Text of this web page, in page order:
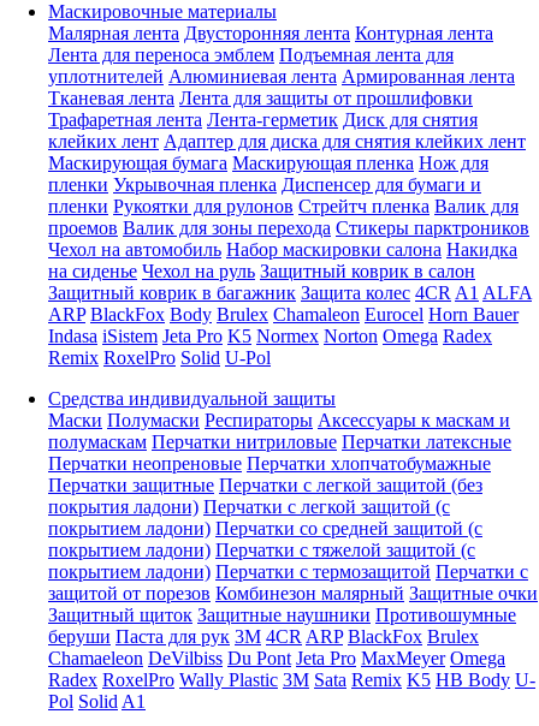
Маскировочные материалы
Малярная лента Двусторонняя лента Контурная лента
Лента для переноса эмблем Подъемная лента для
уплотнителей Алюминиевая лента Армированная лента
Тканевая лента Лента для защиты от прошлифовки
Трафаретная лента Лента-герметик Диск для снятия
клейких лент Адаптер для диска для снятия клейких лент
Маскирующая бумага Маскирующая пленка Нож для
пленки Укрывочная пленка Диспенсер для бумаги и
пленки Рукоятки для рулонов Стрейтч пленка Валик для
проемов Валик для зоны перехода Стикеры парктроников
Чехол на автомобиль Набор маскировки салона Накидка
на сиденье Чехол на руль Защитный коврик в салон
Защитный коврик в багажник Защита колес 4CR A1 ALFA
ARP BlackFox Body Brulex Chamaleon Eurocel Horn Bauer
Indasa iSistem Jeta Pro K5 Normex Norton Omega Radex
Remix RoxelPro Solid U-Pol
Средства индивидуальной защиты
Маски Полумаски Респираторы Аксессуары к маскам и
полумаскам Перчатки нитриловые Перчатки латексные
Перчатки неопреновые Перчатки хлопчатобумажные
Перчатки защитные Перчатки с легкой защитой (без
покрытия ладони) Перчатки с легкой защитой (с
покрытием ладони) Перчатки со средней защитой (с
покрытием ладони) Перчатки с тяжелой защитой (с
покрытием ладони) Перчатки с термозащитой Перчатки с
защитой от порезов Комбинезон малярный Защитные очки
Защитный щиток Защитные наушники Противошумные
беруши Паста для рук 3M 4CR ARP BlackFox Brulex
Chamaeleon DeVilbiss Du Pont Jeta Pro MaxMeyer Omega
Radex RoxelPro Wally Plastic 3M Sata Remix K5 HB Body U-
Pol Solid A1